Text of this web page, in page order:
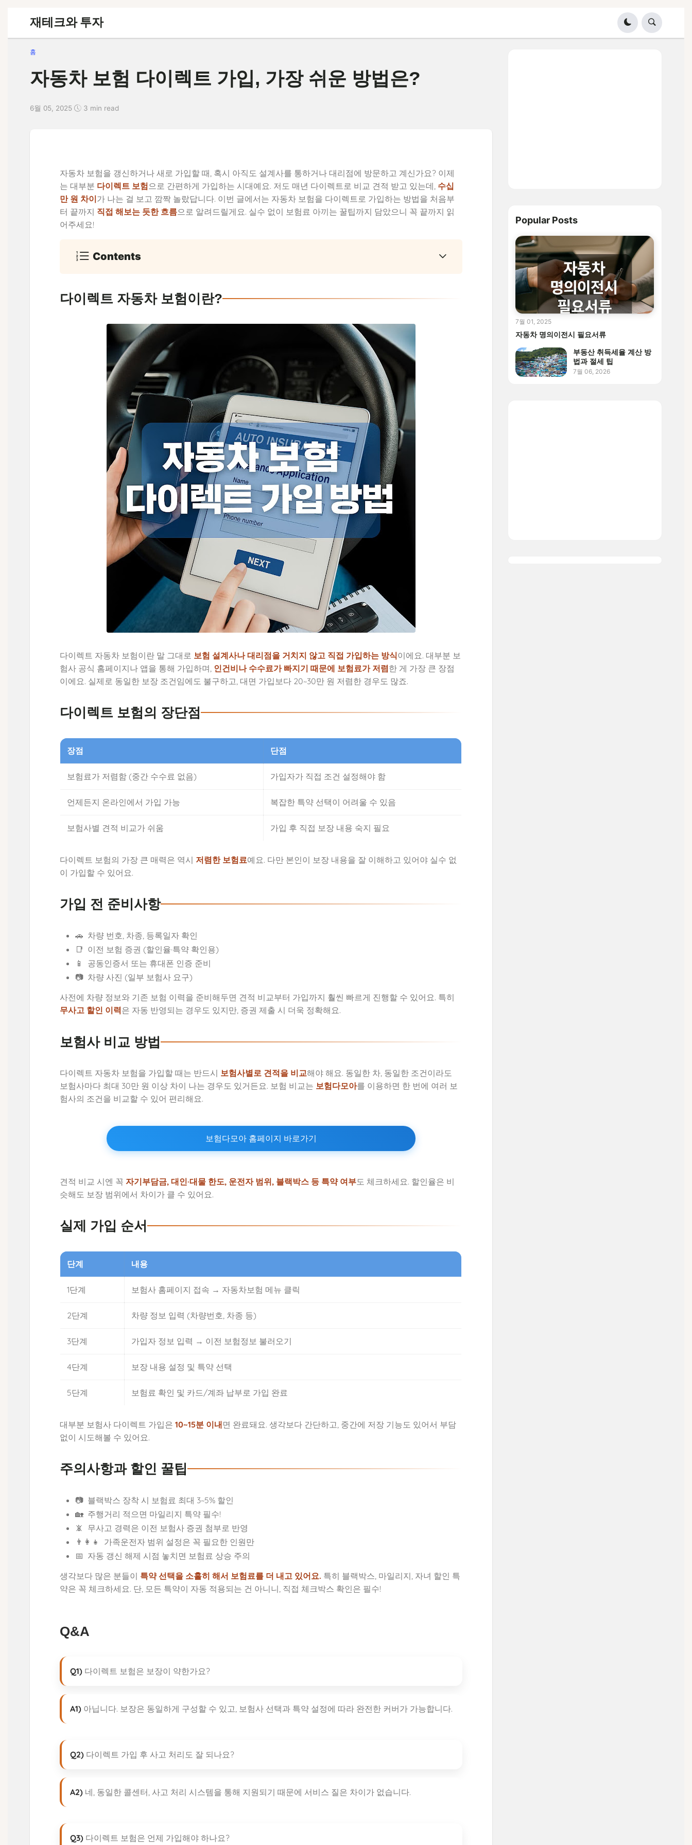
재테크와 투자
홈
자동차 보험 다이렉트 가입, 가장 쉬운 방법은?
6월 05, 2025 3 min read
자동차 보험을 갱신하거나 새로 가입할 때, 혹시 아직도 설계사를 통하거나 대리점에 방문하고 계신가요? 이제
는 대부분 다이렉트 보험으로 간편하게 가입하는 시대예요. 저도 매년 다이렉트로 비교 견적 받고 있는데, 수십
만 원 차이가 나는 걸 보고 깜짝 놀랐답니다. 이번 글에서는 자동차 보험을 다이렉트로 가입하는 방법을 처음부
터 끝까지 직접 해보는 듯한 흐름으로 알려드릴게요. 실수 없이 보험료 아끼는 꿀팁까지 담았으니 꼭 끝까지 읽
어주세요!
Contents
다이렉트 자동차 보험이란?
다이렉트 자동차 보험이란 말 그대로 보험 설계사나 대리점을 거치지 않고 직접 가입하는 방식이에요. 대부분 보
험사 공식 홈페이지나 앱을 통해 가입하며, 인건비나 수수료가 빠지기 때문에 보험료가 저렴한 게 가장 큰 장점
이에요. 실제로 동일한 보장 조건임에도 불구하고, 대면 가입보다 20~30만 원 저렴한 경우도 많죠.
다이렉트 보험의 장단점
장점 단점
보험료가 저렴함 (중간 수수료 없음) 가입자가 직접 조건 설정해야 함
언제든지 온라인에서 가입 가능 복잡한 특약 선택이 어려울 수 있음
보험사별 견적 비교가 쉬움 가입 후 직접 보장 내용 숙지 필요
다이렉트 보험의 가장 큰 매력은 역시 저렴한 보험료예요. 다만 본인이 보장 내용을 잘 이해하고 있어야 실수 없
이 가입할 수 있어요.
가입 전 준비사항
🚗 차량 번호, 차종, 등록일자 확인
📑 이전 보험 증권 (할인율·특약 확인용)
📱
공동인증서 또는 휴대폰 인증 준비
📷 차량 사진 (일부 보험사 요구)
사전에 차량 정보와 기존 보험 이력을 준비해두면 견적 비교부터 가입까지 훨씬 빠르게 진행할 수 있어요. 특히
무사고 할인 이력은 자동 반영되는 경우도 있지만, 증권 제출 시 더욱 정확해요.
보험사 비교 방법
다이렉트 자동차 보험을 가입할 때는 반드시 보험사별로 견적을 비교해야 해요. 동일한 차, 동일한 조건이라도
보험사마다 최대 30만 원 이상 차이 나는 경우도 있거든요. 보험 비교는 보험다모아를 이용하면 한 번에 여러 보
험사의 조건을 비교할 수 있어 편리해요.
보험다모아 홈페이지 바로가기
견적 비교 시엔 꼭자기부담금, 대인·대물 한도, 운전자 범위, 블랙박스 등 특약 여부도 체크하세요. 할인율은 비
슷해도 보장 범위에서 차이가 클 수 있어요.
실제 가입 순서
단계 내용
1단계 보험사 홈페이지 접속 → 자동차보험 메뉴 클릭
2단계 차량 정보 입력 (차량번호, 차종 등)
3단계 가입자 정보 입력 → 이전 보험정보 불러오기
4단계 보장 내용 설정 및 특약 선택
5단계 보험료 확인 및 카드/계좌 납부로 가입 완료
대부분 보험사 다이렉트 가입은10~15분 이내면 완료돼요. 생각보다 간단하고, 중간에 저장 기능도 있어서 부담
없이 시도해볼 수 있어요.
주의사항과 할인 꿀팁
📷 블랙박스 장착 시 보험료 최대 3~5% 할인
🏡 주행거리 적으면 마일리지 특약 필수!
📵 무사고 경력은 이전 보험사 증권 첨부로 반영
👨‍👩‍👧
가족운전자 범위 설정은 꼭 필요한 인원만
📅 자동 갱신 해제 시점 놓치면 보험료 상승 주의
생각보다 많은 분들이 특약 선택을 소홀히 해서 보험료를 더 내고 있어요. 특히 블랙박스, 마일리지, 자녀 할인 특
약은 꼭 체크하세요. 단, 모든 특약이 자동 적용되는 건 아니니, 직접 체크박스 확인은 필수!
Q&A
Q1) 다이렉트 보험은 보장이 약한가요?
A1) 아닙니다. 보장은 동일하게 구성할 수 있고, 보험사 선택과 특약 설정에 따라 완전한 커버가 가능합니다.
Q2) 다이렉트 가입 후 사고 처리도 잘 되나요?
A2) 네, 동일한 콜센터, 사고 처리 시스템을 통해 지원되기 때문에 서비스 질은 차이가 없습니다.
Q3) 다이렉트 보험은 언제 가입해야 하나요?
Popular Posts
자동차 명의이전시 필요서류
7월 01, 2025
부동산 취득세율 계산 방
법과 절세 팁
7월 06, 2026